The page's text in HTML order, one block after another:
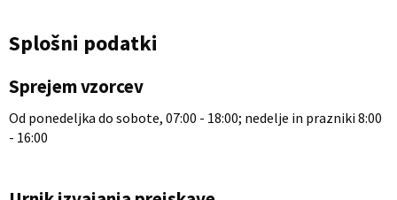
Splošni podatki
Sprejem vzorcev
Od ponedeljka do sobote, 07:00 - 18:00; nedelje in prazniki 8:00
- 16:00